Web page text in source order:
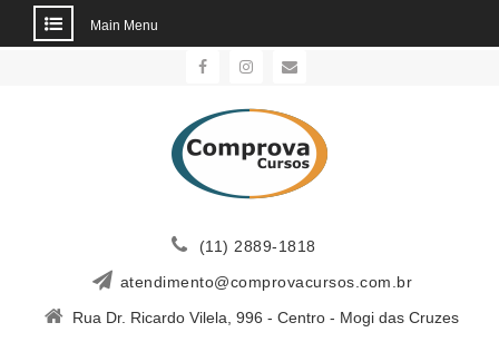
Main Menu
(11) 2889-1818
atendimento@comprovacursos.com.br
Rua Dr. Ricardo Vilela, 996 - Centro - Mogi das Cruzes